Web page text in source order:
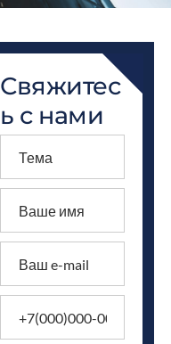
Свяжитес
ь с нами